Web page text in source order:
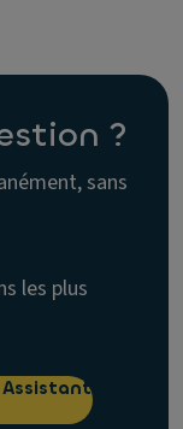
?
sans
les plus